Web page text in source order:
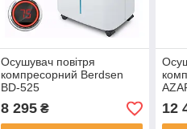
Осушувач повітря
компресорний Berdsen
BD-525
8 295₴ 12